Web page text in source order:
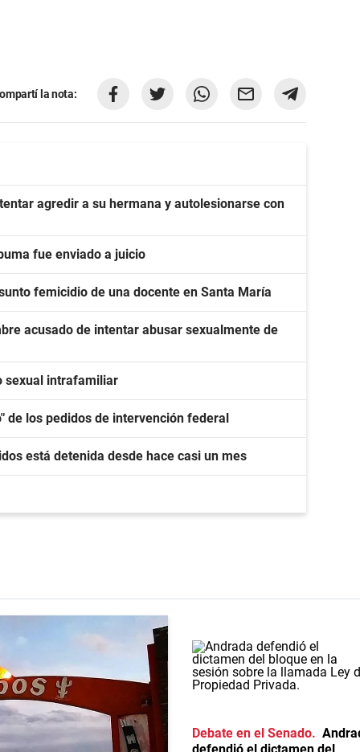
la nota:
agredir a su hermana y autolesionarse con
fue enviado a juicio
femicidio de una docente en Santa María
acusado de intentar abusar sexualmente de
sexual intrafamiliar
de los pedidos de intervención federal
está detenida desde hace casi un mes
Debate en el Senado